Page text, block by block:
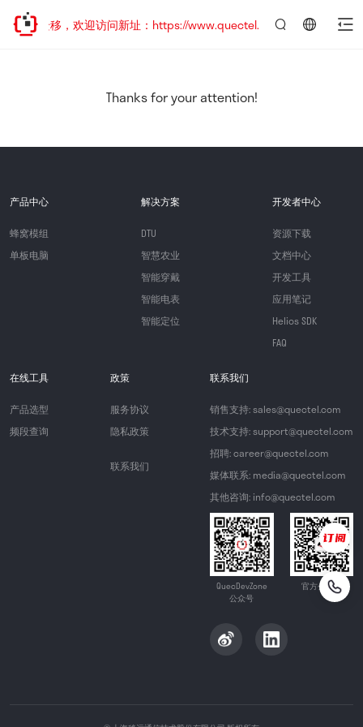
址已迁移，欢迎访问新址：https://www.quectel.com.cn
Thanks for your attention!
产品中心
蜂窝模组
单板电脑
解决方案
DTU
智慧农业
智能穿戴
智能电表
智能定位
开发者中心
资源下载
文档中心
开发工具
应用笔记
Helios SDK
FAQ
在线工具
产品选型
频段查询
政策
服务协议
隐私政策
联系我们
联系我们
销售支持: sales@quectel.com
技术支持: support@quectel.com
招聘: career@quectel.com
媒体联系: media@quectel.com
其他咨询: info@quectel.com
QuecDevZone
公众号
官方公众号